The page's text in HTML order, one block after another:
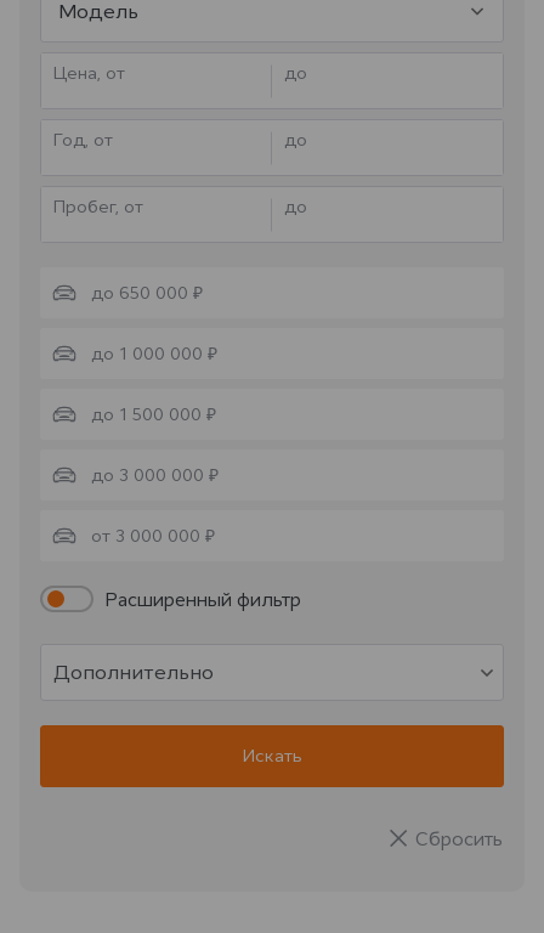
Модель
Цена, от до
Год, от до
Пробег, от до
до 650 000 ₽
до 1 000 000 ₽
до 1 500 000 ₽
до 3 000 000 ₽
от 3 000 000 ₽
Расширенный фильтр
Дополнительно
Сбросить
Искать